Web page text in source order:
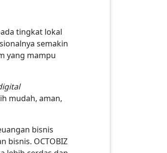
tingkat lokal
semakin
yang mampu
mudah, aman,
bisnis
bisnis. OCTOBIZ